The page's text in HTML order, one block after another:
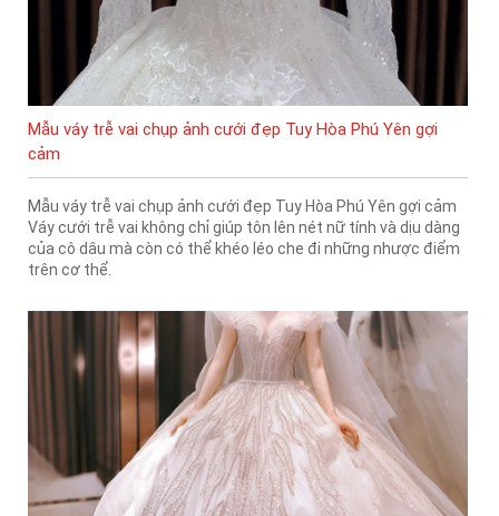
Mẫu váy trễ vai chụp ảnh cưới đẹp Tuy Hòa Phú Yên gợi
cảm
Mẫu váy trễ vai chụp ảnh cưới đẹp Tuy Hòa Phú Yên gợi cảm
Váy cưới trễ vai không chỉ giúp tôn lên nét nữ tính và dịu dàng
của cô dâu mà còn có thể khéo léo che đi những nhược điểm
trên cơ thể.